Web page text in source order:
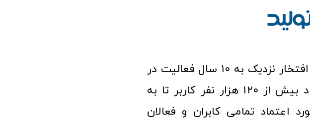
فروشگاه آنلاین تجهیزات پزشکی طب تولید با افتخار نزدیک به ۱۰ سال فعالیت در
عرصه کالا و لوازم پزشکی توانسته مورد اعتماد بیش از ۱۲۰ هزار نفر کاربر تا به
اعتماد تمامی کابران و فعالان